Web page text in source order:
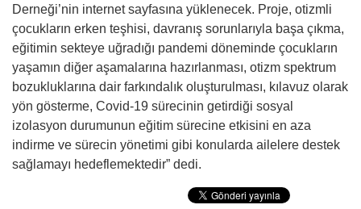
Derneği’nin internet sayfasına yüklenecek. Proje, otizmli
çocukların erken teşhisi, davranış sorunlarıyla başa çıkma,
eğitimin sekteye uğradığı pandemi döneminde çocukların
yaşamın diğer aşamalarına hazırlanması, otizm spektrum
bozukluklarına dair farkındal ık oluşturulması, kılavuz olarak
yön gösterme, Covid-19 sürecinin getirdiği sosyal
izolasyon durumunun eğitim sürecine etkisini en aza
indirme ve sürecin yönetimi gibi konularda ailelere destek
sağlamayı hedeflemektedir” dedi.